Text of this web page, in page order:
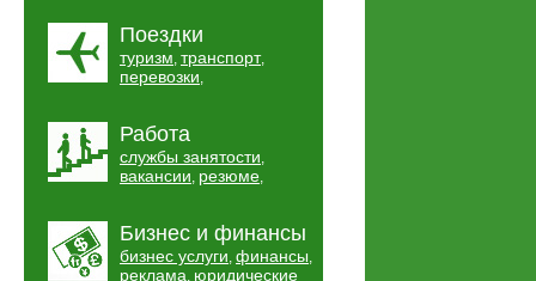
Поездки
туризм, транспорт,
перевозки,
Работа
службы занятости,
вакансии, резюме,
Бизнес и финансы
бизнес услуги, финансы,
реклама, юридические